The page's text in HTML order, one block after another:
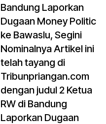
Bandung Laporkan
Dugaan Money Politic
ke Bawaslu, Segini
Nominalnya Artikel ini
telah tayang di
Tribunpriangan.com
dengan judul 2 Ketua
RW di Bandung
Laporkan Dugaan